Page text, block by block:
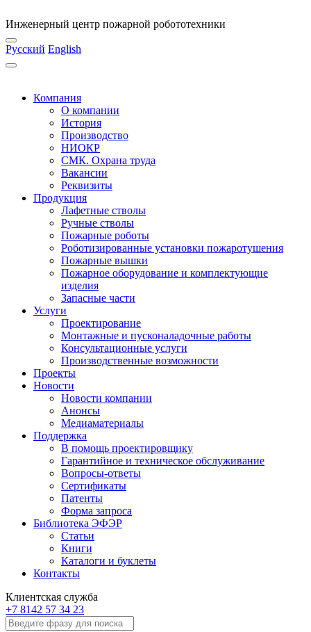
Инженерный центр пожарной робототехники
Русский English
Компания
О компании
История
Производство
НИОКР
СМК. Охрана труда
Вакансии
Реквизиты
Продукция
Лафетные стволы
Ручные стволы
Пожарные роботы
Роботизированные установки пожаротушения
Пожарные вышки
Пожарное оборудование и комплектующие
изделия
Запасные части
Услуги
Проектирование
Монтажные и пусконаладочные работы
Консультационные услуги
Производственные возможности
Проекты
Новости
Новости компании
Анонсы
Медиаматериалы
Поддержка
В помощь проектировщику
Гарантийное и техническое обслуживание
Вопросы-ответы
Сертификаты
Патенты
Форма запроса
Библиотека ЭФЭР
Статьи
Книги
Каталоги и буклеты
Контакты
Клиентская служба
+7 8142 57 34 23